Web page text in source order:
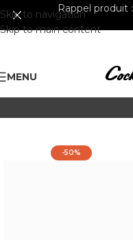
Skip to navigation
Skip to main content
Rappel produit :
MENU
-50%